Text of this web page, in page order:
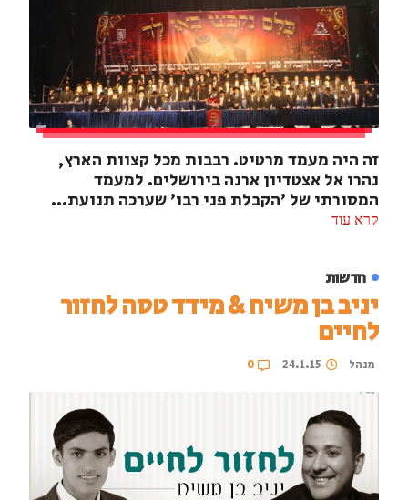
זה היה מעמד מרטיט. רבבות מכל קצוות הארץ,
נהרו אל אצטדיון ארנה בירושלים. למעמד
המסורתי של 'הקבלת פני רבו' שערכה תנועת...
קרא עוד
חדשות
יניב בן משיח & מידד טסה לחזור
לחיים
מנהל 24.1.15
0